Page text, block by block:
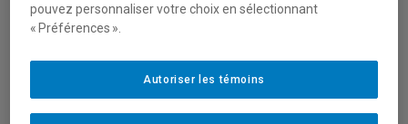
C’est le thème du prochain webinaire
de recherche sur les innovations sociales –
, avec le conférencier :
pouvez personnaliser votre choix en sélectionnant
« Préférences ».
Autoriser les témoins